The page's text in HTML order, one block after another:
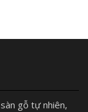
gỗ tự nhiên,